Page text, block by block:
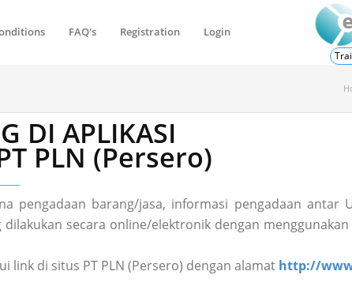
FAQ's Registration Login
DI APLIKASI
PLN (Persero)
pengadaan barang/jasa, informasi pengadaan antar
secara online/elektronik dengan
link di situs PT PLN (Persero) dengan alamat http://